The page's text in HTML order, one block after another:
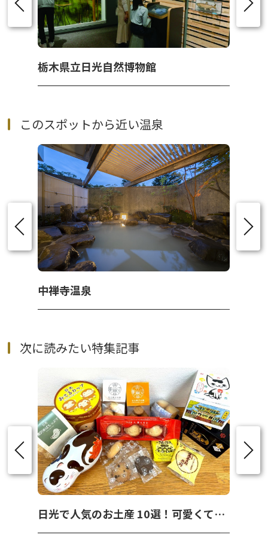
栃木県立日光自然博物館
このスポットから近い温泉
中禅寺温泉
次に読みたい特集記事
日光で人気のお土産 10選！可愛くて美味しいお菓子を紹介！